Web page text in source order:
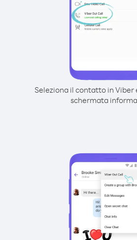
Seleziona il contatto in Viber
schermata